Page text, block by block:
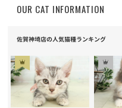
OUR CAT INFORMATION
佐賀神埼店の人気猫種ランキング